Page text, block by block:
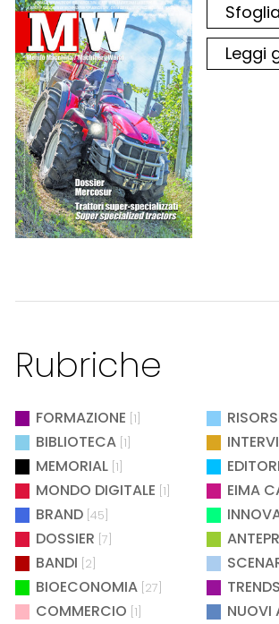
Leggi
Rubriche
FORMAZIONE [1]
BIBLIOTECA [1]
MEMORIAL [1]
MONDO DIGITALE [1] EIMA
BRAND [45]
DOSSIER [7]
BANDI [2]
BIOECONOMIA [27] TRENDS
COMMERCIO [1] NUOVI